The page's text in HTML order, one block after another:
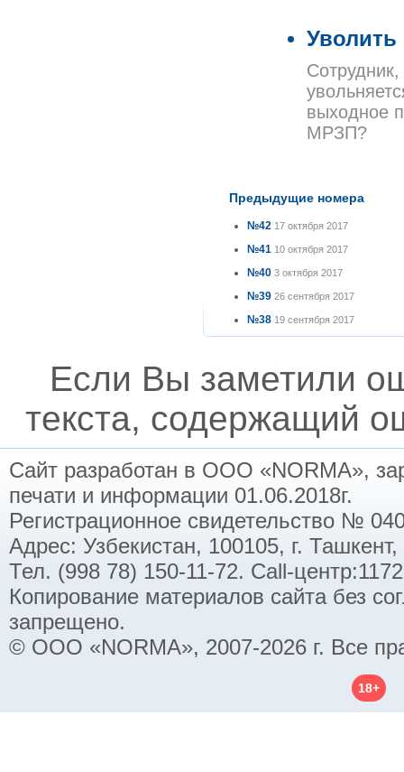
Уволить
выходное
МРЗП?
Предыдущие номера
№42 17 октября 2017
№41 10 октября 2017
№40 3 октября 2017
№39 26 сентября 2017
№38 19 сентября 2017
Если Вы заметили
текста, содержащий
Сайт разработан в ООО «NORMA»,
печати и информации 01.06.2018г.
Регистрационное свидетельство №
Адрес: Узбекистан, 100105, г.
Тел. (998 78) 150-11-72. Call-
Копирование материалов сайта без
запрещено.
© ООО «NORMA», 2007-2026 г. Все
18+